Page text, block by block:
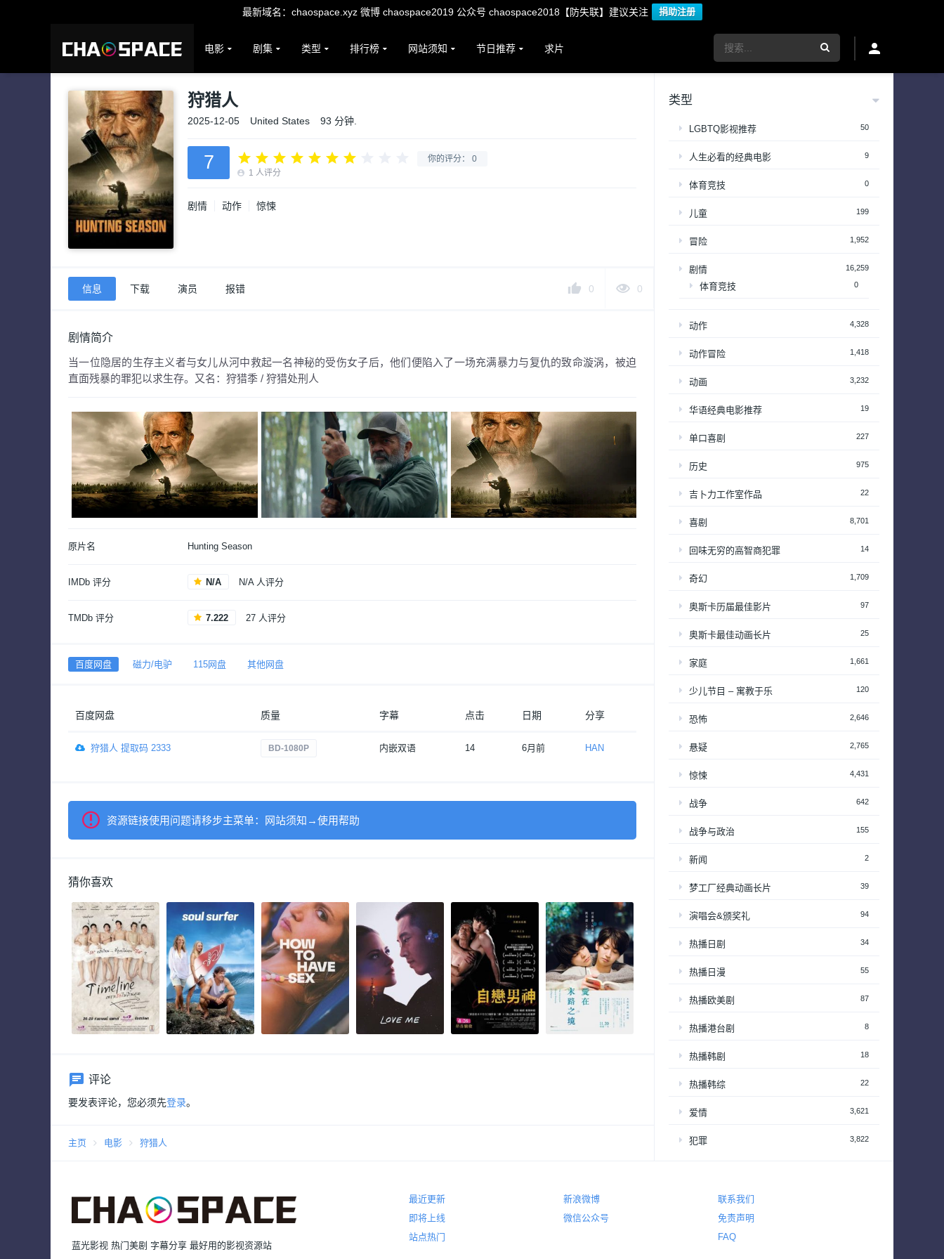
最新域名：chaospace.xyz 微博 chaospace2019 公众号 chaospace2018【防失联】建议关注 捐助注册
电影 剧集 类型 排行榜 网站须知 节日推荐 求片
狩猎人
2025-12-05 United States 93 分钟.
你的评分： 0
7 1 人评分
剧情 动作 惊悚
0 0
信息 下载 演员 报错
剧情简介
当一位隐居的生存主义者与女儿从河中救起一名神秘的受伤女子后，他们便陷入了一场充满暴力与复仇的致命漩涡，被迫
直面残暴的罪犯以求生存。又名：狩猎季 / 狩猎处刑人
原片名 Hunting Season
IMDb 评分 N/A N/A 人评分
TMDb 评分 7.222 27 人评分
百度网盘 磁力/电驴 115网盘 其他网盘
百度网盘 质量 字幕 点击 日期 分享
狩猎人 提取码 2333 BD-1080P 内嵌双语 14 6月前 HAN
资源链接使用问题请移步主菜单：网站须知→使用帮助
猜你喜欢
评论
要发表评论，您必须先登录。
主页 电影 狩猎人
类型
LGBTQ影视推荐 50
人生必看的经典电影 9
体育竞技 0
儿童 199
冒险 1,952
剧情 16,259
体育竞技 0
动作 4,328
动作冒险 1,418
动画 3,232
华语经典电影推荐 19
单口喜剧 227
历史 975
吉卜力工作室作品 22
喜剧 8,701
回味无穷的高智商犯罪 14
奇幻 1,709
奥斯卡历届最佳影片 97
奥斯卡最佳动画长片 25
家庭 1,661
少儿节目 – 寓教于乐 120
恐怖 2,646
悬疑 2,765
惊悚 4,431
战争 642
战争与政治 155
新闻 2
梦工厂经典动画长片 39
演唱会&颁奖礼 94
热播日剧 34
热播日漫 55
热播欧美剧 87
热播港台剧 8
热播韩剧 18
热播韩综 22
爱情 3,621
犯罪 3,822
真人秀 – 享受居家生活
真人秀 – 情感和生活
最近更新
即将上线
站点热门
新浪微博
微信公众号
联系我们
免责声明
FAQ
蓝光影视 热门美剧 字幕分享 最好用的影视资源站